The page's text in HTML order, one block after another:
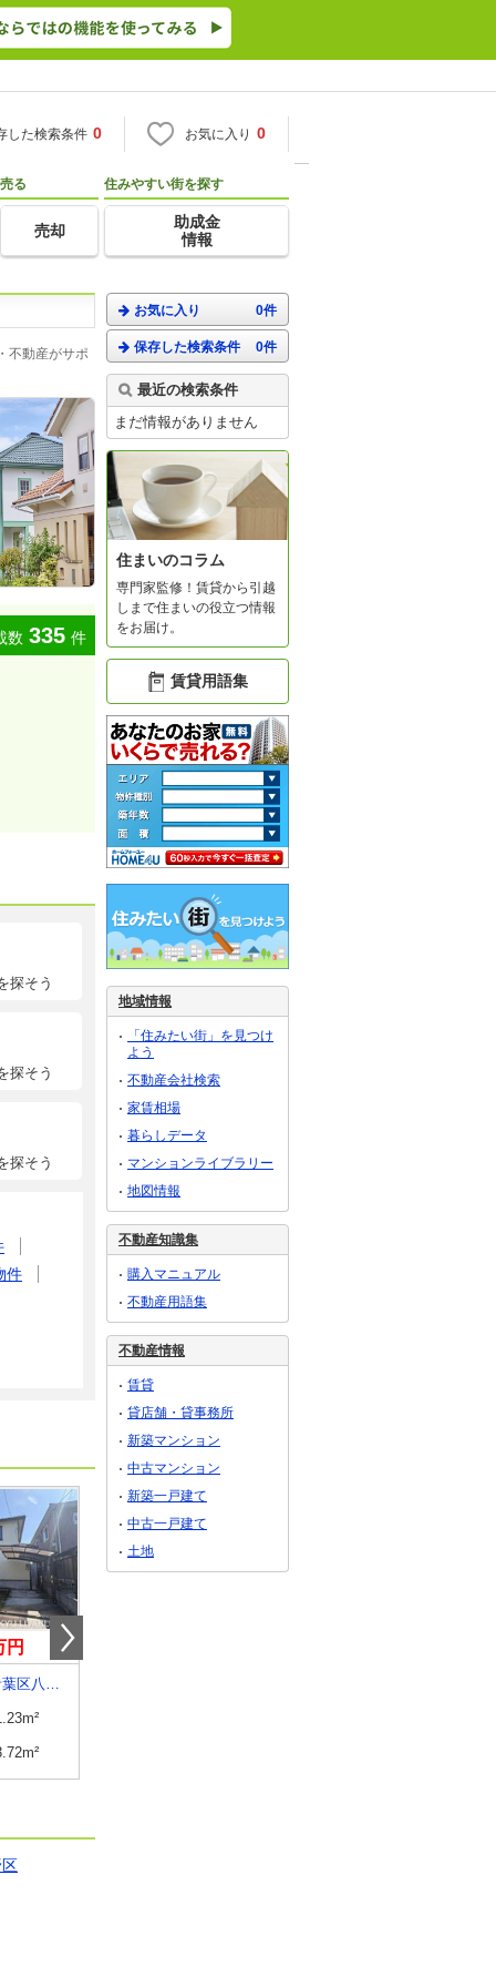
した検索条件 0 お気に入り 0
売る
売却
住みやすい街を探す
助成金
情報
不動産がサポ
数 335 件
探そう
探そう
探そう
件
円
宮城県仙台市青葉区八幡２
お気に入り 0件
保存した検索条件 0件
最近の検索条件
まだ情報がありません
住まいのコラム
専門家監修！賃貸から引越
しまで住まいの役立つ情報
をお届け。
賃貸用語集
地域情報
「住みたい街」を見つけ
よう
不動産会社検索
家賃相場
暮らしデータ
マンションライブラリー
地図情報
不動産知識集
購入マニュアル
不動産用語集
不動産情報
賃貸
貸店舗・貸事務所
新築マンション
中古マンション
新築一戸建て
中古一戸建て
土地